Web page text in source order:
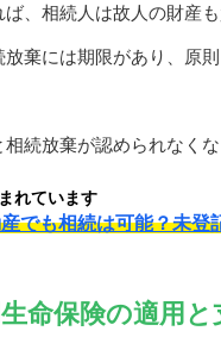
、相続人は故人の財産
放棄には期限があり、原
続放棄が認められなく
れています
でも相続は可能？未登
命保険の適用